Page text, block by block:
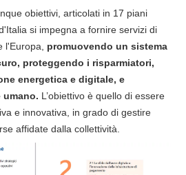
obiettivi, articolati in 17 piani
si impegna a fornire servizi di
l'Europa, promuovendo un sistema
proteggendo i risparmiatori,
energetica e digitale, e
umano. L’obiettivo è quello di essere
e innovativa, in grado di gestire
affidate dalla collettività.